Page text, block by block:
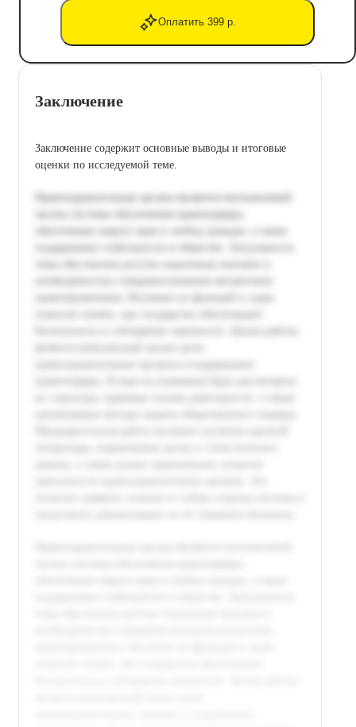
Оплатить 399 р.
Заключение
Заключение содержит основные выводы и итоговые
оценки по исследуемой теме.